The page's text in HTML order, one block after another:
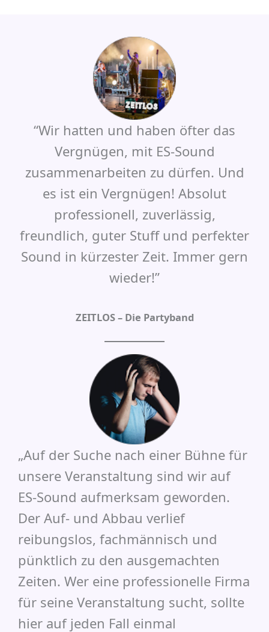
“Wir hatten und haben öfter das
Vergnügen, mit ES-Sound
zusammenarbeiten zu dürfen. Und
es ist ein Vergnügen! Absolut
professionell, zuverlässig,
freundlich, guter Stuff und perfekter
Sound in kürzester Zeit. Immer gern
wieder!”
ZEITLOS – Die Partyband
„Auf der Suche nach einer Bühne für
unsere Veranstaltung sind wir auf
ES-Sound aufmerksam geworden.
Der Auf- und Abbau verlief
reibungslos, fachmännisch und
pünktlich zu den ausgemachten
Zeiten. Wer eine professionelle Firma
für seine Veranstaltung sucht, sollte
hier auf jeden Fall einmal